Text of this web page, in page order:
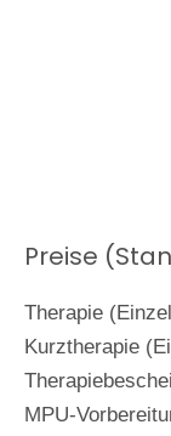
Preise
Therapie
Kurztherapie
MPU-